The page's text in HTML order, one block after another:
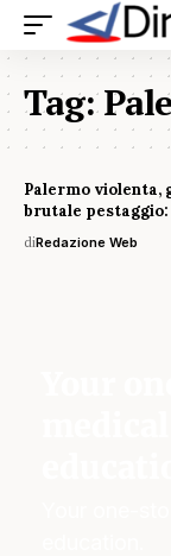
Tag:
Palermo violenta,
brutale
diRedazione Web